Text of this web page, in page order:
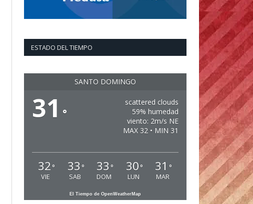
ESTADO DEL TIEMPO
SANTO DOMINGO
31 °
scattered clouds
59% humedad
viento: 2m/s NE
MAX 32 • MIN 31
32 °
VIE
33 °
SAB
33 °
DOM
30 °
LUN
31 °
MAR
El Tiempo de OpenWeatherMap